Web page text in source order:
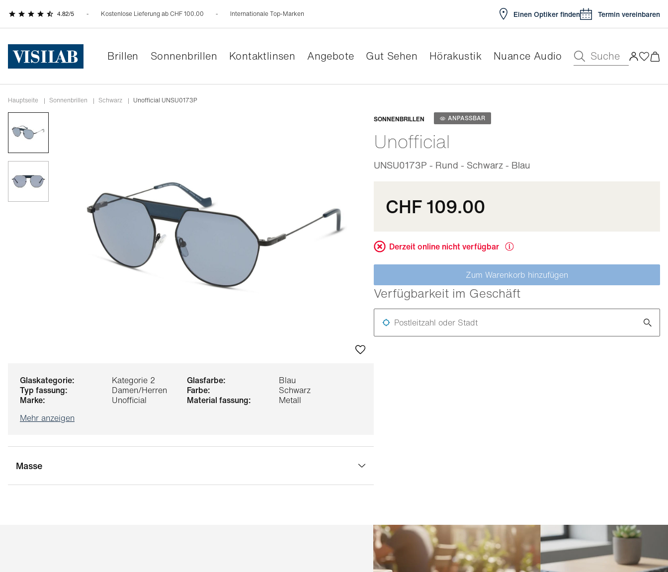
Kostenlose Lieferung ab CHF 100.00 Internationale Top-Marken Einen Optiker finden Termin vereinbaren
Brillen Sonnenbrillen Kontaktlinsen Angebote Gut Sehen Hörakustik Nuance Audio Suche
Hauptseite | Sonnenbrillen | schwarz | Unofficial UNSU0173P
glaskategorie: Kategorie 2 glasfarbe:
Blau
typ fassung:
Damen/Herren farbe:
Schwarz
marke:
Unofficial material fassung:
Metall
Mehr anzeigen
Masse
SONNENBRILLEN ANPASSBAR
Unofficial
UNSU0173P - Rund - Schwarz - Blau
Anpassbar
CHF 109.00
Derzeit online nicht verfügbar
Zum Warenkorb hinzufügen
Verfügbarkeit im Geschäft
Postleitzahl oder Stadt